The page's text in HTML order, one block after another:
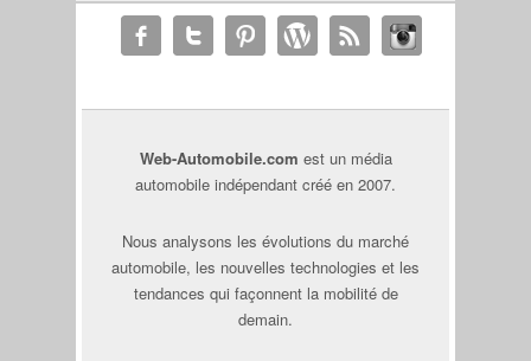
Web-Automobile.com est un média
automobile indépendant créé en 2007.
Nous analysons les évolutions du marché
automobile, les nouvelles technologies et les
tendances qui façonnent la mobilité de
demain.